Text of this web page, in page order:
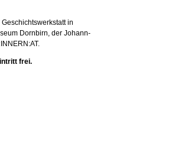
in
Dornbirn, der Johann-
frei.